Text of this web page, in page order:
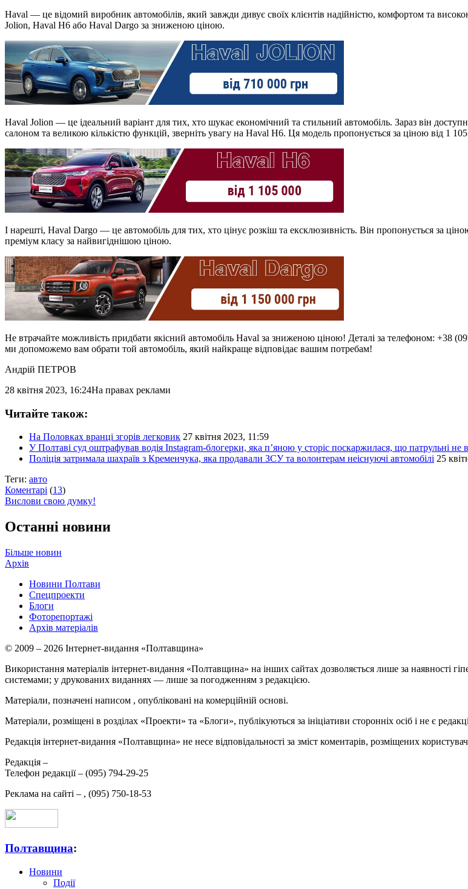
Haval — це відомий виробник автомобілів, який завжди дивує своїх клієнтів надійністю, комфортом та
Jolion, Haval H6 або Haval Dargo за зниженою ціною.
Haval Jolion — це ідеальний варіант для тих, хто шукає економічний та стильний автомобіль. Зараз він
салоном та великою кількістю функцій, зверніть увагу на Haval H6. Ця модель пропонується за ціною від 1
І нарешті, Haval Dargo — це автомобіль для тих, хто цінує розкіш та ексклюзивність. Він пропонується за
преміум класу за найвигіднішою ціною.
Не втрачайте можливість придбати якісний автомобіль Haval за зниженою ціною! Деталі за телефоном: +38
ми допоможемо вам обрати той автомобіль, який найкраще відповідає вашим потребам!
Андрій ПЕТРОВ
28 квітня 2023, 16:24На правах реклами
Читайте також:
На Половках вранці згорів легковик 27 квітня 2023, 11:59
У Полтаві суд оштрафував водія Instagram-блогерки, яка п’яною у сторіс поскаржилася, що патрульні не
Поліція затримала шахраїв з Кременчука, яка продавали ЗСУ та волонтерам неіснуючі автомобілі 25
Теги: авто
Коментарі (13)
Вислови свою думку!
Останні новини
Більше новин
Архів
Новини Полтави
Спецпроекти
Блоги
Фоторепортажі
Архів матеріалів
© 2009 – 2026 Інтернет-видання «Полтавщина»
Використання матеріалів інтернет-видання «Полтавщина» на інших сайтах дозволяється лише за наявності
системами; у друкованих виданнях — лише за погодженням з редакцією.
Матеріали, позначені написом , опубліковані на комерційній основі.
Матеріали, розміщені в розділах «Проекти» та «Блоги», публікуються за ініціативи сторонніх осіб і не є
Редакція інтернет-видання «Полтавщина» не несе відповідальності за зміст коментарів, розміщених
Редакція –
Телефон редакції – (095) 794-29-25
Реклама на сайті – , (095) 750-18-53
Полтавщина:
Новини
Події